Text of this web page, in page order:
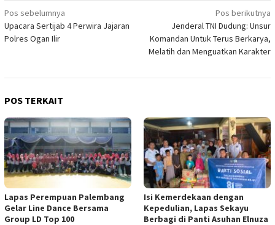
Navigasi
pos
Pos sebelumnya
Upacara Sertijab 4 Perwira Jajaran
Polres Ogan Ilir
Pos berikutnya
Jenderal TNI Dudung: Unsur
Komandan Untuk Terus Berkarya,
Melatih dan Menguatkan Karakter
POS TERKAIT
Lapas Perempuan Palembang
Gelar Line Dance Bersama
Group LD Top 100
Isi Kemerdekaan dengan
Kepedulian, Lapas Sekayu
Berbagi di Panti Asuhan Elnuza